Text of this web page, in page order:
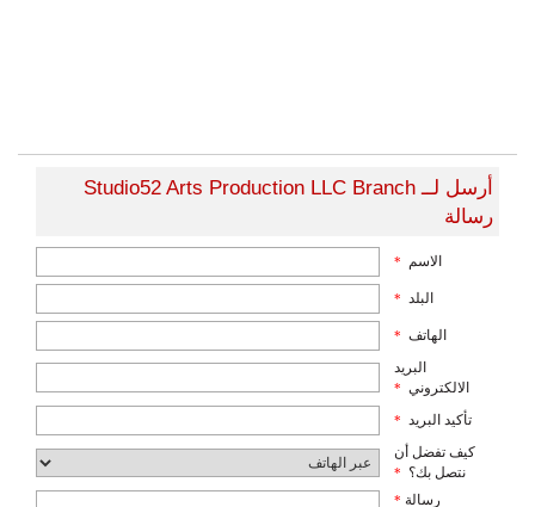
أرسل لــ Studio52 Arts Production LLC Branch
رسالة
الاسم *
البلد *
الهاتف *
البريد
الالكتروني *
تأكيد البريد *
كيف تفضل أن
نتصل بك؟ *
رسالة *